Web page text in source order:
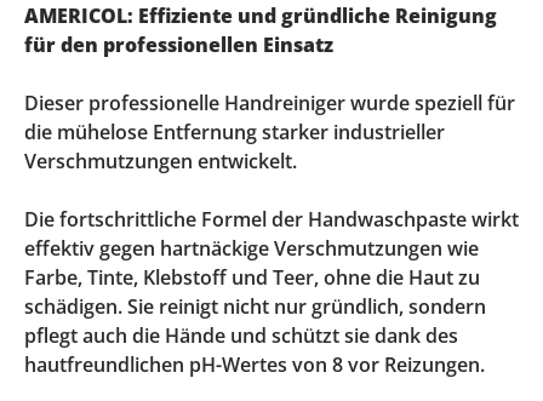
AMERICOL: Effiziente und gründliche Reinigung
für den professionellen Einsatz
Dieser professionelle Handreiniger wurde speziell für
die mühelose Entfernung starker industrieller
Verschmutzungen entwickelt.
Die fortschrittliche Formel der Handwaschpaste wirkt
effektiv gegen hartnäckige Verschmutzungen wie
Farbe, Tinte, Klebstoff und Teer, ohne die Haut zu
schädigen. Sie reinigt nicht nur gründlich, sondern
pflegt auch die Hände und schützt sie dank des
hautfreundlichen pH-Wertes von 8 vor Reizungen.